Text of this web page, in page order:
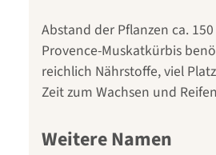
Abstand der Pflanzen ca.
Provence-Muskatkürbis
reichlich Nährstoffe, viel
Zeit zum Wachsen und
Weitere Namen